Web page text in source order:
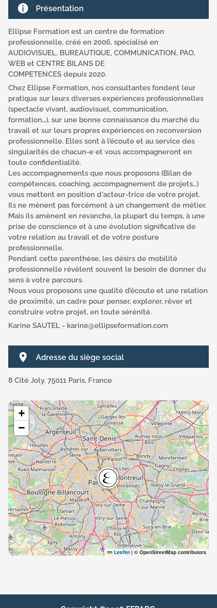
Présentation
Ellipse Formation est un centre de formation
professionnelle, créé en 2006, spécialisé en
AUDIOVISUEL, BUREAUTIQUE, COMMUNICATION, PAO,
WEB et CENTRE BILANS DE
COMPETENCES depuis 2020.
Chez Ellipse Formation, nos consultantes fondent leur
pratique sur leurs diverses expériences professionnelles
(spectacle vivant, audiovisuel, communication,
formation…), sur une bonne connaissance du marché du
travail et sur leurs propres expériences en reconversion
professionnelle. Elles sont à l’écoute et au service des
singularités de chacun-e et vous accompagneront en
toute confidentialité.
Les accompagnements que nous proposons (Bilan de
compétences, coaching, accompagnement de projets…)
vous mettent en position d'acteur-trice de votre projet.
Ils ne mènent pas forcément à un changement de métier.
Mais ils amènent en revanche, la plupart du temps, à une
prise de conscience et à une évolution significative de
votre relation au travail et de votre posture
professionnelle.
Pendant cette parenthèse, les désirs de mobilité
professionnelle révèlent souvent le besoin de donner du
sens à votre parcours.
Nous vous proposons une qualité d’écoute et une relation
de proximité, un cadre pour penser, explorer, rêver et
construire votre projet, en toute sérénité.
Karine SAUTEL - karine@ellipseformation.com
Adresse du siège social
8 Cité Joly, 75011 Paris, France
+
−
Leaflet |© OpenStreetMap contributors